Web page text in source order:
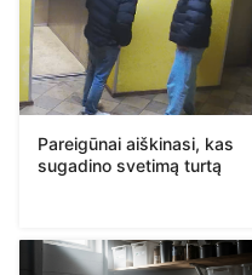
Pareigūnai aiškinasi, kas
sugadino svetimą turtą